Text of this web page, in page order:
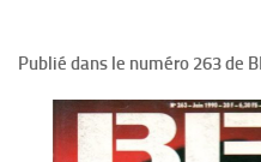
Publié dans le numéro 263 de